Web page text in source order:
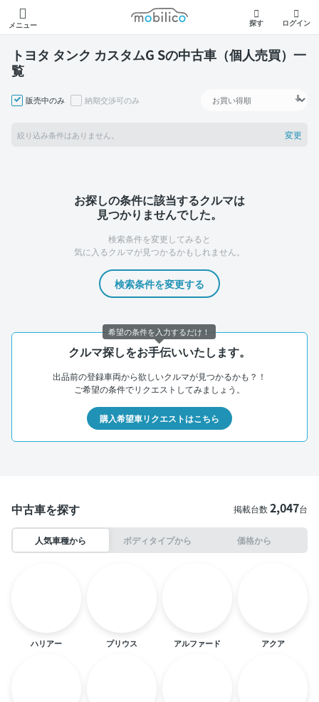
メニュー
モビリコ
探す ログイン
トヨタ タンク カスタムG Sの中古車（個人売買）一
覧
販売中のみ 納期交渉可のみ
絞り込み条件はありません。 変更
お探しの条件に該当するクルマは
見つかりませんでした。
検索条件を変更してみると
気に入るクルマが見つかるかもしれません。
検索条件を変更する
クルマ探しをお手伝いいたします。
出品前の登録車両から欲しいクルマが見つかるかも？！
ご希望の条件でリクエストしてみましょう。
購入希望車リクエストはこちら
中古車を探す 掲載台数2,047台
人気車種から ボディタイプから 価格から
ハリアー プリウス アルファード アクア
希望の条件を入力するだけ！